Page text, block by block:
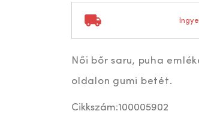
Női bőr saru, puha
oldalon gumi betét.
Cikkszám:100005902